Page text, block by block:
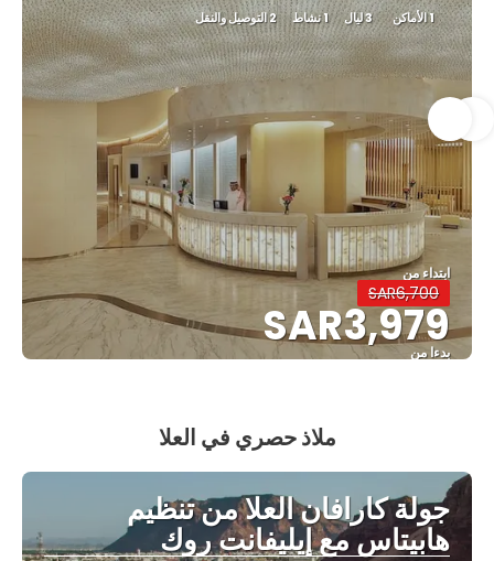
1 الأماكن 3 ليال 1 نشاط 2 التوصيل والنقل
ابتداء من
SAR6,700
SAR3,979
بدءا من
ملاذ حصري في العلا
جولة كارافان العلا من تنظيم
هابيتاس مع إيليفانت روك